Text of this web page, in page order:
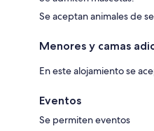
Se aceptan animales de
Menores y camas
En este alojamiento se
Eventos
Se permiten eventos